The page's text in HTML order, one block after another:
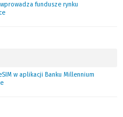
fundusze rynku
w aplikacji Banku Millennium